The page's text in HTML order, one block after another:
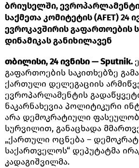
ბრიუსელში,
საქმეთა კომიტეტის (AFET) 24
ევროკავშირის გაფართოების
დინამიკას განიხილავენ
თბილისი, 24 ივნისი — Sputnik.
გაფართოების საკითხებზე
ქართული დელეგაციის
ევროპარლამენტის
ნაკარნახევია პოლიტიკური
არა დემოკრატიული
სურვილით, განაცხადა
„ქართული ოცნება –
საქართველოს“ დეპუტატმა
კადაგიშვილმა.